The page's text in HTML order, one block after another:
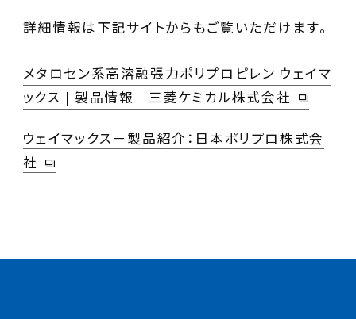
詳細情報は下記サイトからもご覧いただけます。
メタロセン系高溶融張力ポリプロピレン ウェイマ
ックス | 製品情報｜三菱ケミカル株式会社
ウェイマックス－製品紹介：日本ポリプロ株式会
社